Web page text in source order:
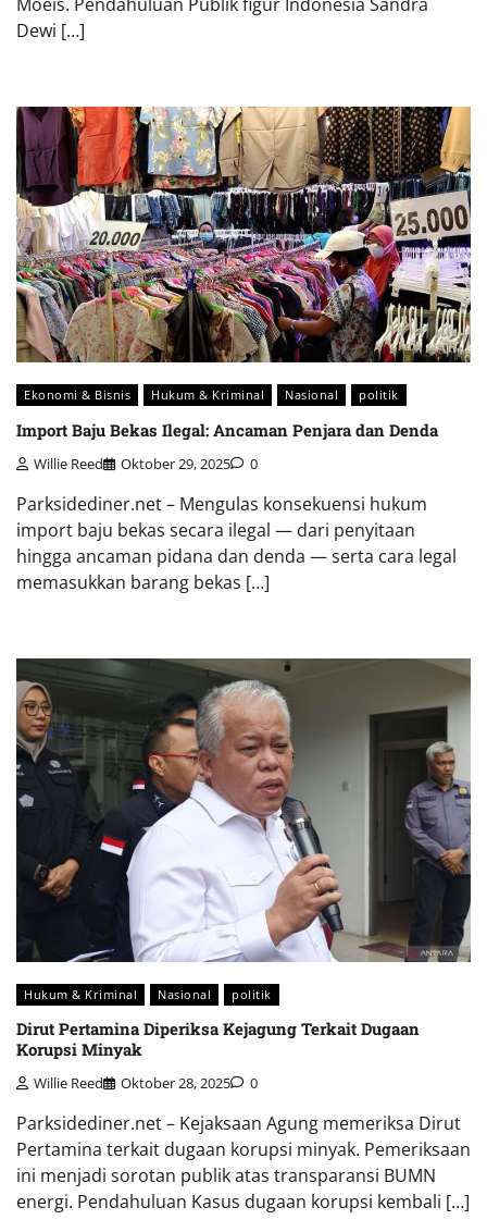
Dewi […]
Ekonomi & Bisnis Hukum & Kriminal Nasional politik
Import Baju Bekas Ilegal: Ancaman Penjara dan Denda
Willie Reed Oktober 29, 2025 0
Parksidediner.net – Mengulas konsekuensi hukum
import baju bekas secara ilegal — dari penyitaan
hingga ancaman pidana dan denda — serta cara legal
memasukkan barang bekas […]
Hukum & Kriminal Nasional politik
Dirut Pertamina Diperiksa Kejagung Terkait Dugaan
Korupsi Minyak
Willie Reed Oktober 28, 2025 0
Parksidediner.net – Kejaksaan Agung memeriksa Dirut
Pertamina terkait dugaan korupsi minyak. Pemeriksaan
ini menjadi sorotan publik atas transparansi BUMN
energi. Pendahuluan Kasus dugaan korupsi kembali […]